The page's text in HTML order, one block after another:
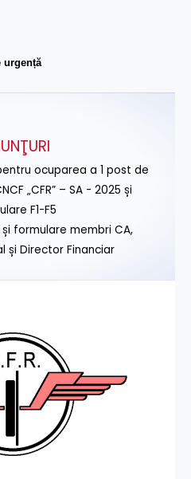
ocuparea a 1 post de
„CFR” – SA - 2025 și
F1-F5
formulare membri CA,
și Director Financiar